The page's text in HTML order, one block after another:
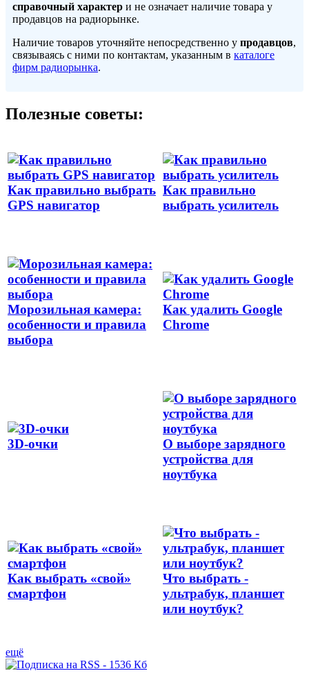
справочный характер и не означает наличие товара у
продавцов на радиорынке.
Наличие товаров уточняйте непосредственно у продавцов,
связываясь с ними по контактам, указанным в каталоге
фирм радиорынка.
Полезные советы:
Как правильно выбрать
GPS навигатор
Как правильно
выбрать усилитель
Морозильная камера:
особенности и правила
выбора
Как удалить Google
Chrome
3D-очки
О выборе зарядного
устройства для
ноутбука
Как выбрать «свой»
смартфон
Что выбрать -
ультрабук, планшет
или ноутбук?
ещё